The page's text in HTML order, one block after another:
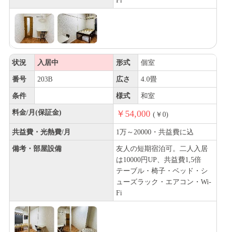
状況 入居中 形式 個室
番号 203B 広さ 4.0畳
条件 様式 和室
料金/月(保証金) ￥54,000 (￥0)
共益費・光熱費/月 1万～20000・共益費に込
備考・部屋設備
友人の短期宿泊可。二人入居
は10000円UP、共益費1,5倍
テーブル・椅子・ベッド・シ
ューズラック・エアコン・Wi-
Fi